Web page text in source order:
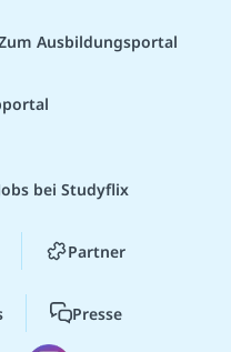
Ausbildungsportal
bei Studyflix
Partner
Presse